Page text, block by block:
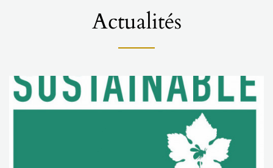
Actualités